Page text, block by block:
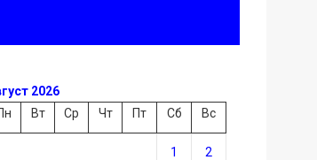
2026
Вт Ср Чт Пт Сб Вс
1 2